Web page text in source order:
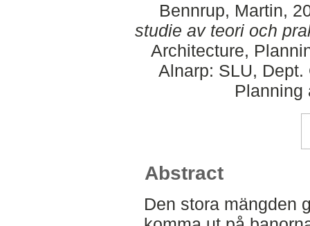
Bennrup, Martin,
studie av teori och
Architecture,
Alnarp: SLU,
Planning
Abstract
Den stora mängden